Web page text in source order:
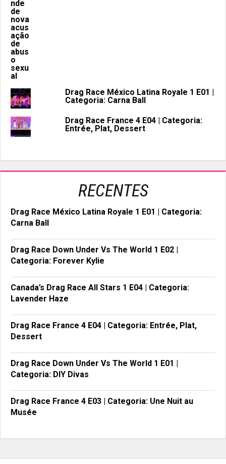
Drag Race México Latina Royale 1 E01 |
Categoria: Carna Ball
Drag Race France 4 E04 | Categoria:
Entrée, Plat, Dessert
RECENTES
Drag Race México Latina Royale 1 E01 | Categoria:
Carna Ball
Drag Race Down Under Vs The World 1 E02 |
Categoria: Forever Kylie
Canada’s Drag Race All Stars 1 E04 | Categoria:
Lavender Haze
Drag Race France 4 E04 | Categoria: Entrée, Plat,
Dessert
Drag Race Down Under Vs The World 1 E01 |
Categoria: DIY Divas
Drag Race France 4 E03 | Categoria: Une Nuit au
Musée